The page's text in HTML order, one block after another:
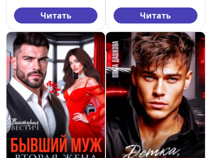
Читать Читать